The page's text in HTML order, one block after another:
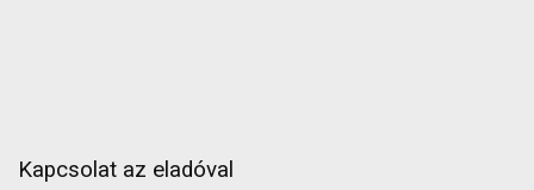
Kapcsolat az eladóval